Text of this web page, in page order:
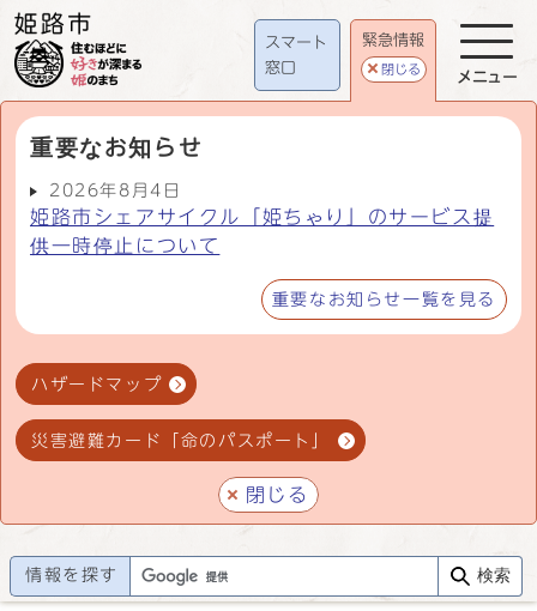
スマート
窓口
緊急情報
閉じる
重要なお知らせ
2026年8月4日
姫路市シェアサイクル「姫ちゃり」のサービス提
供一時停止について
重要なお知らせ一覧を見る
ハザードマップ
災害避難カード「命のパスポート」
閉じる
メニュー
情報を探す 検索